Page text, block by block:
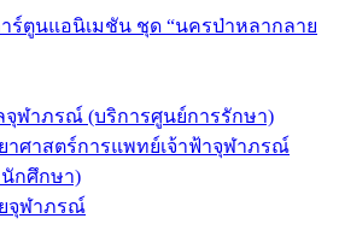
ร์ตูนแอนิเมชัน ชุด “นครป่าหลากลาย
จุฬาภรณ์ (บริการศูนย์การรักษา)
าศาสตร์การแพทย์เจ้าฟ้าจุฬาภรณ์
กศึกษา)
จุฬาภรณ์